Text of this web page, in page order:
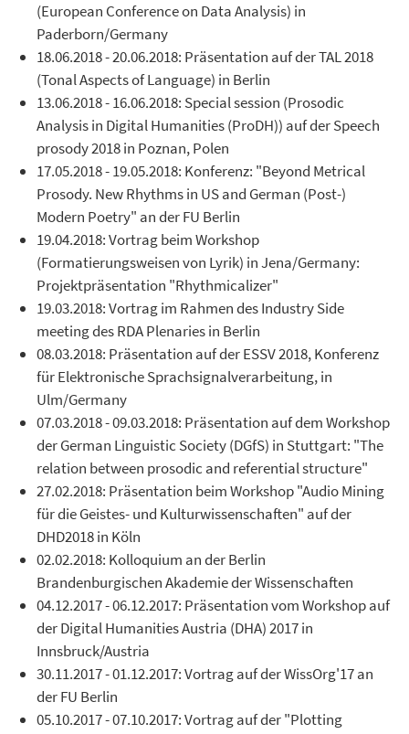
(European Conference on Data Analysis) in
Paderborn/Germany
18.06.2018 - 20.06.2018: Präsentation auf der TAL 2018
(Tonal Aspects of Language) in Berlin
13.06.2018 - 16.06.2018: Special session (Prosodic
Analysis in Digital Humanities (ProDH)) auf der Speech
prosody 2018 in Poznan, Polen
17.05.2018 - 19.05.2018: Konferenz: "Beyond Metrical
Prosody. New Rhythms in US and German (Post-)
Modern Poetry" an der FU Berlin
19.04.2018: Vortrag beim Workshop
(Formatierungsweisen von Lyrik) in Jena/Germany:
Projektpräsentation "Rhythmicalizer"
19.03.2018: Vortrag im Rahmen des Industry Side
meeting des RDA Plenaries in Berlin
08.03.2018: Präsentation auf der ESSV 2018, Konferenz
für Elektronische Sprachsignalverarbeitung, in
Ulm/Germany
07.03.2018 - 09.03.2018: Präsentation auf dem Workshop
der German Linguistic Society (DGfS) in Stuttgart: "The
relation between prosodic and referential structure"
27.02.2018: Präsentation beim Workshop "Audio Mining
für die Geistes- und Kulturwissenschaften" auf der
DHD2018 in Köln
02.02.2018: Kolloquium an der Berlin
Brandenburgischen Akademie der Wissenschaften
04.12.2017 - 06.12.2017: Präsentation vom Workshop auf
der Digital Humanities Austria (DHA) 2017 in
Innsbruck/Austria
30.11.2017 - 01.12.2017: Vortrag auf der WissOrg'17 an
der FU Berlin
05.10.2017 - 07.10.2017: Vortrag auf der "Plotting